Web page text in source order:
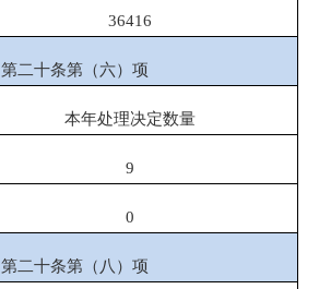
36416
第二十条第（六）项
本年处理决定数量
9
0
第二十条第（八）项